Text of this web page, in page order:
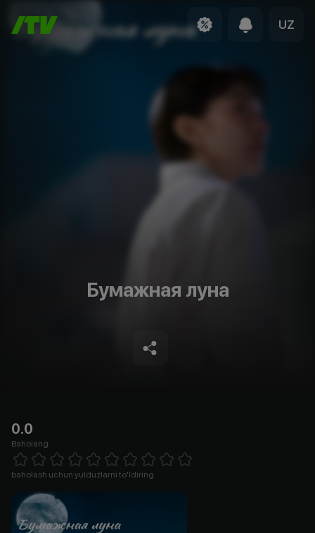
UZ
Бумажная луна
0.0
Baholang
1 Star 2 Stars 3 Stars 4 Stars5 Stars 6 Stars7 Stars8 Stars
baholash uchun yulduzlarni to'ldiring